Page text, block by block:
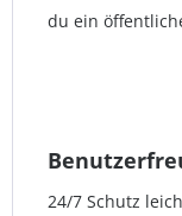
du ein
24/7 Schutz